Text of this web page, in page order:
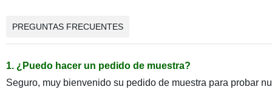
PREGUNTAS FRECUENTES
1. ¿Puedo hacer un pedido de muestra?
Seguro, muy bienvenido su pedido de muestra para probar